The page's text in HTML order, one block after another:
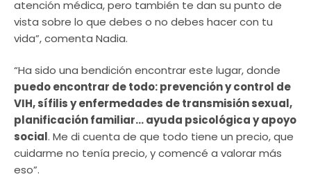
atención médica, pero también te dan su punto de
vista sobre lo que debes o no debes hacer con tu
vida”, comenta Nadia.
“Ha sido una bendición encontrar este lugar, donde
puedo encontrar de todo: prevención y control de
VIH, sífilis y enfermedades de transmisión sexual,
planificación familiar… ayuda psicológica y apoyo
social. Me di cuenta de que todo tiene un precio, que
cuidarme no tenía precio, y comencé a valorar más
eso”.